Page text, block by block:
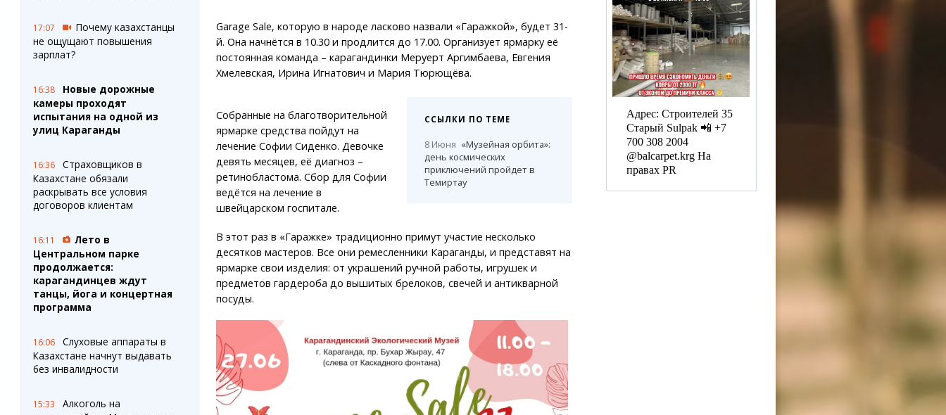
17:07
Почему казахстанцы
не ощущают повышения
зарплат?
16:38
Новые дорожные
камеры проходят
испытания на одной из
улиц Караганды
16:36
Страховщиков в
Казахстане обязали
раскрывать все условия
договоров клиентам
16:11
Лето в
Центральном парке
продолжается:
карагандинцев ждут
танцы, йога и концертная
программа
16:06
Слуховые аппараты в
Казахстане начнут выдавать
без инвалидности
15:33
Алкоголь на
Garage Sale, которую в народе ласково назвали «Гаражкой», будет 31-
й. Она начнётся в 10.30 и продлится до 17.00. Организует ярмарку её
постоянная команда – карагандинки Меруерт Аргимбаева, Евгения
Хмелевская, Ирина Игнатович и Мария Тюрющёва.
ССЫЛКИ ПО ТЕМЕ
8 Июня «Музейная орбита»:
день космических
приключений пройдет в
Темиртау
Собранные на благотворительной
ярмарке средства пойдут на
лечение Софии Сиденко. Девочке
девять месяцев, её диагноз –
ретинобластома. Сбор для Софии
ведётся на лечение в
швейцарском госпитале.
В этот раз в «Гаражке» традиционно примут участие несколько
десятков мастеров. Все они ремесленники Караганды, и представят на
ярмарке свои изделия: от украшений ручной работы, игрушек и
предметов гардероба до вышитых брелоков, свечей и антикварной
посуды.